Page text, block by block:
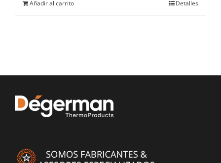
Añadir al carrito Detalles